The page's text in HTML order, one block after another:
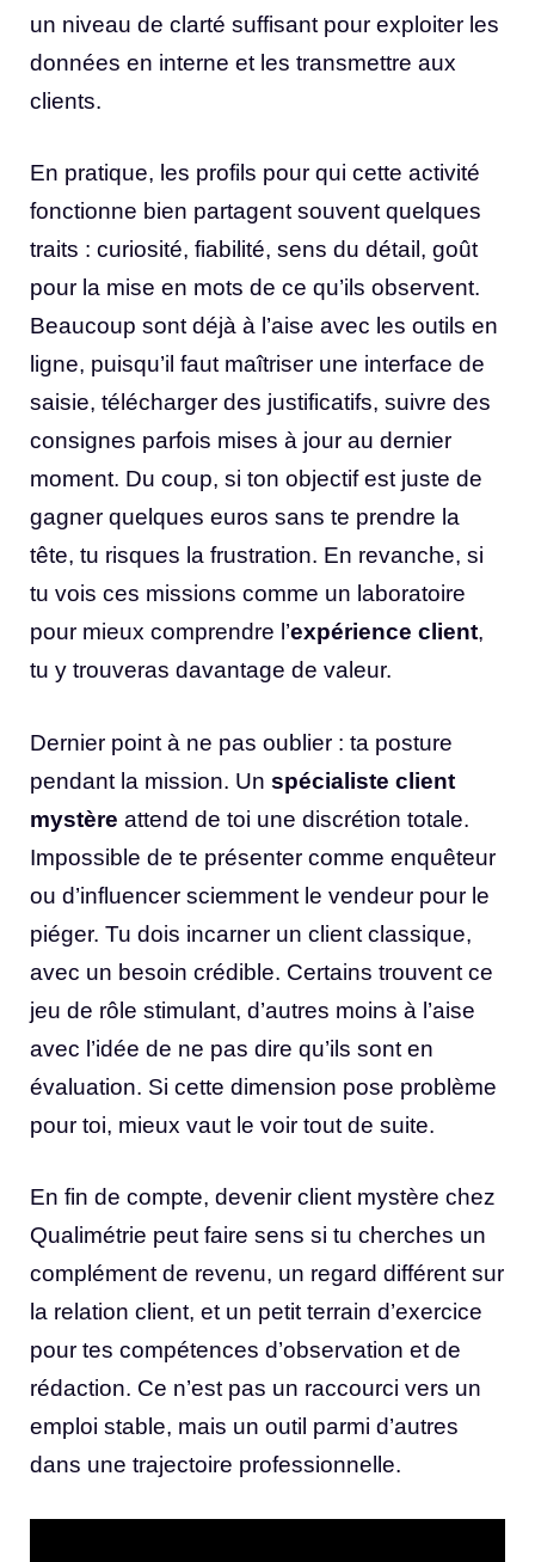
un niveau de clarté suffisant pour exploiter les
données en interne et les transmettre aux
clients.
En pratique, les profils pour qui cette activité
fonctionne bien partagent souvent quelques
traits : curiosité, fiabilité, sens du détail, goût
pour la mise en mots de ce qu’ils observent.
Beaucoup sont déjà à l’aise avec les outils en
ligne, puisqu’il faut maîtriser une interface de
saisie, télécharger des justificatifs, suivre des
consignes parfois mises à jour au dernier
moment. Du coup, si ton objectif est juste de
gagner quelques euros sans te prendre la
tête, tu risques la frustration. En revanche, si
tu vois ces missions comme un laboratoire
pour mieux comprendre l’expérience client,
tu y trouveras davantage de valeur.
Dernier point à ne pas oublier : ta posture
pendant la mission. Un spécialiste client
mystère attend de toi une discrétion totale.
Impossible de te présenter comme enquêteur
ou d’influencer sciemment le vendeur pour le
piéger. Tu dois incarner un client classique,
avec un besoin crédible. Certains trouvent ce
jeu de rôle stimulant, d’autres moins à l’aise
avec l’idée de ne pas dire qu’ils sont en
évaluation. Si cette dimension pose problème
pour toi, mieux vaut le voir tout de suite.
En fin de compte, devenir client mystère chez
Qualimétrie peut faire sens si tu cherches un
complément de revenu, un regard différent sur
la relation client, et un petit terrain d’exercice
pour tes compétences d’observation et de
rédaction. Ce n’est pas un raccourci vers un
emploi stable, mais un outil parmi d’autres
dans une trajectoire professionnelle.